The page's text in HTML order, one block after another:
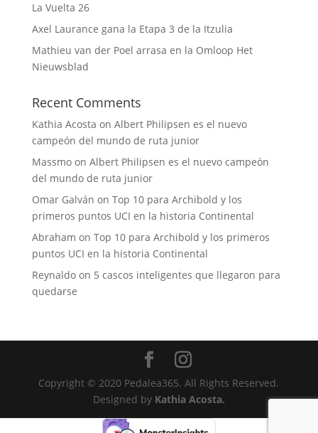
La Vuelta 26
Axel Laurance gana la Etapa 3 de la Itzulia
Mathieu van der Poel arrasa en la Omloop Het
Nieuwsblad
Recent Comments
Kathia Acosta on Albert Philipsen es el nuevo
campeón del mundo de ruta junior
Massmoon Albert Philipsen es el nuevo campeón
del mundo de ruta junior
Omar Galván on Top 10 para Archibold y los
primeros puntos UCI en la historia Continental
Abraham on Top 10 para Archibold y los primeros
puntos UCI en la historia Continental
Reynaldoon 5 cascos inteligentes que llegaron para
quedarse
Copyright © 2020 Pedalea365. All Rights Reserved.
Designed by Kathia Acosta.